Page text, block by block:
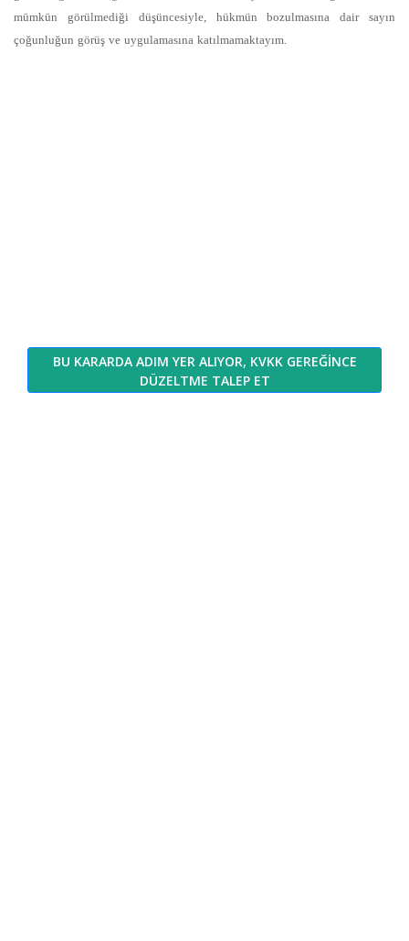
mümkün görülmediği düşüncesiyle, hükmün bozulmasına dair sayın
çoğunluğun görüş ve uygulamasına katılmamaktayım.
BU KARARDA ADIM YER ALIYOR, KVKK GEREĞİNCE
DÜZELTME TALEP ET